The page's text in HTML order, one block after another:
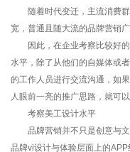
随着时代变迁，主流消费群
宽，普通且随大流的品牌营销
因此，在企业考察比较好的
水平，除了从他们的自媒体或
的工作人员进行交流沟通，如
人眼前一亮的推广思路，就可
考察美工设计水平
品牌营销并不只是创意与文
品牌vi设计与体验层面上的APP